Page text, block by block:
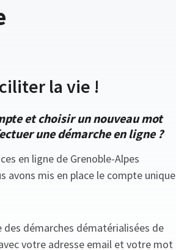
la vie !
et choisir un nouveau mot
une démarche en ligne ?
en ligne de Grenoble-Alpes
mis en place le compte unique
des démarches dématérialisées de
votre adresse email et votre mot